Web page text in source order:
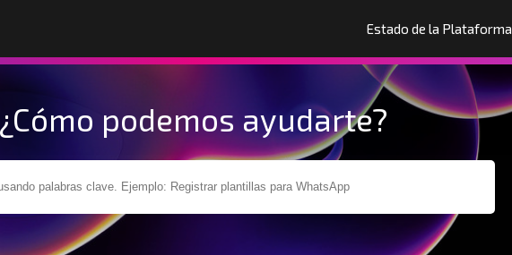
Estado de la Plataforma
¿Cómo podemos ayudarte?